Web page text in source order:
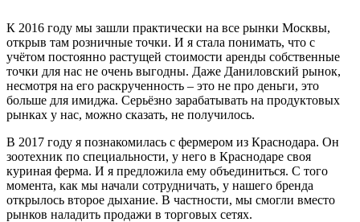
К 2016 году мы зашли практически на все рынки Москвы,
открыв там розничные точки. И я стала понимать, что с
учётом постоянно растущей стоимости аренды собственные
точки для нас не очень выгодны. Даже Даниловский рынок,
несмотря на его раскрученность – это не про деньги, это
больше для имиджа. Серьёзно зарабатывать на продуктовых
рынках у нас, можно сказать, не получилось.
В 2017 году я познакомилась с фермером из Краснодара. Он
зоотехник по специальности, у него в Краснодаре своя
куриная ферма. И я предложила ему объединиться. С того
момента, как мы начали сотрудничать, у нашего бренда
открылось второе дыхание. В частности, мы смогли вместо
рынков наладить продажи в торговых сетях.